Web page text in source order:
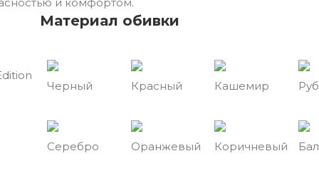
Материал обивки
Черный Красный Кашемир
Серебро Оранжевый Коричневый